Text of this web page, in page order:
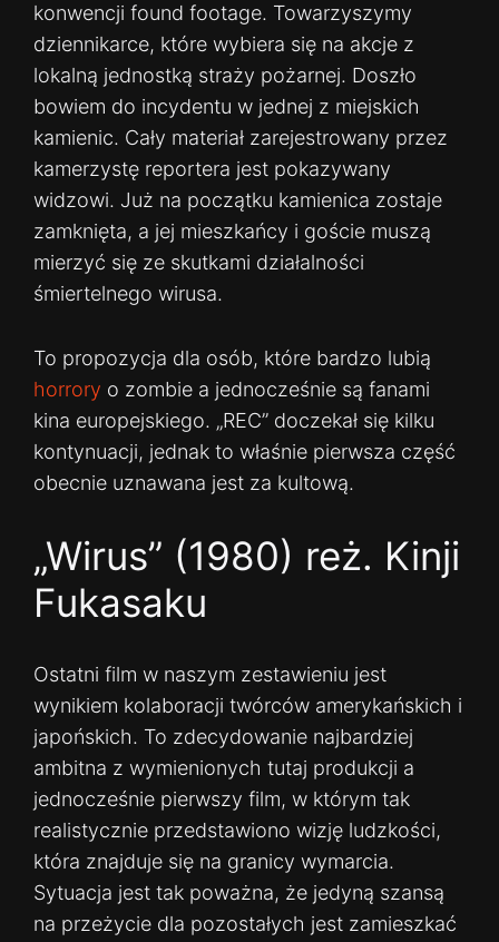
konwencji found footage. Towarzyszymy
dziennikarce, które wybiera się na akcje z
lokalną jednostką straży pożarnej. Doszło
bowiem do incydentu w jednej z miejskich
kamienic. Cały materiał zarejestrowany przez
kamerzystę reportera jest pokazywany
widzowi. Już na początku kamienica zostaje
zamknięta, a jej mieszkańcy i goście muszą
mierzyć się ze skutkami działalności
śmiertelnego wirusa.
To propozycja dla osób, które bardzo lubią
horrory o zombie a jednocześnie są fanami
kina europejskiego. „REC” doczekał się kilku
kontynuacji, jednak to właśnie pierwsza część
obecnie uznawana jest za kultową.
„Wirus” (1980) reż. Kinji
Fukasaku
Ostatni film w naszym zestawieniu jest
wynikiem kolaboracji twórców amerykańskich i
japońskich. To zdecydowanie najbardziej
ambitna z wymienionych tutaj produkcji a
jednocześnie pierwszy film, w którym tak
realistycznie przedstawiono wizję ludzkości,
która znajduje się na granicy wymarcia.
Sytuacja jest tak poważna, że ​​jedyną szansą
na przeżycie dla pozostałych jest zamieszkać